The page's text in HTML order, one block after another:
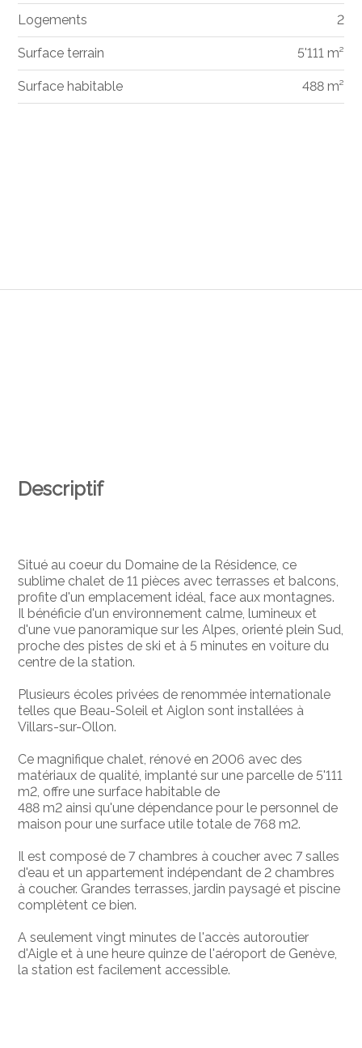
Descriptif
Situé au coeur du Domaine de la Résidence, ce
sublime chalet de 11 pièces avec terrasses et balcons,
profite d'un emplacement idéal, face aux montagnes.
Il bénéficie d'un environnement calme, lumineux et
d'une vue panoramique sur les Alpes, orienté plein Sud,
proche des pistes de ski et à 5 minutes en voiture du
centre de la station.
Plusieurs écoles privées de renommée internationale
telles que Beau-Soleil et Aiglon sont installées à
Villars-sur-Ollon.
Ce magnifique chalet, rénové en 2006 avec des
matériaux de qualité, implanté sur une parcelle de 5'111
m2, offre une surface habitable de
488 m2 ainsi qu'une dépendance pour le personnel de
maison pour une surface utile totale de 768 m2.
Il est composé de 7 chambres à coucher avec 7 salles
d'eau et un appartement indépendant de 2 chambres
à coucher. Grandes terrasses, jardin paysagé et piscine
complètent ce bien.
A seulement vingt minutes de l'accès autoroutier
d'Aigle et à une heure quinze de l'aéroport de Genève,
la station est facilement accessible.
Logements 2
Surface terrain 5'111 m²
Surface habitable 488 m²